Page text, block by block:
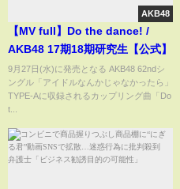
AKB48
【MV full】Do the dance! /
AKB48 17期18期研究生【公式】
9月27日(水)に発売となる AKB48 62ndシ
ングル「アイドルなんかじゃなかったら」
TYPE-Aに収録されるカップリング曲「Do
t...